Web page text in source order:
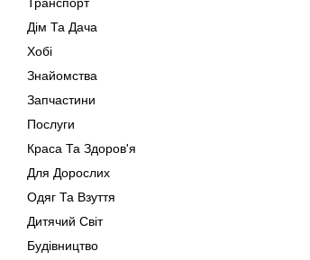
Дім Та Дача
Хобі
Знайомства
Запчастини
Послуги
Краса Та Здоров'я
Для Дорослих
Одяг Та Взуття
Дитячий Світ
Будівництво